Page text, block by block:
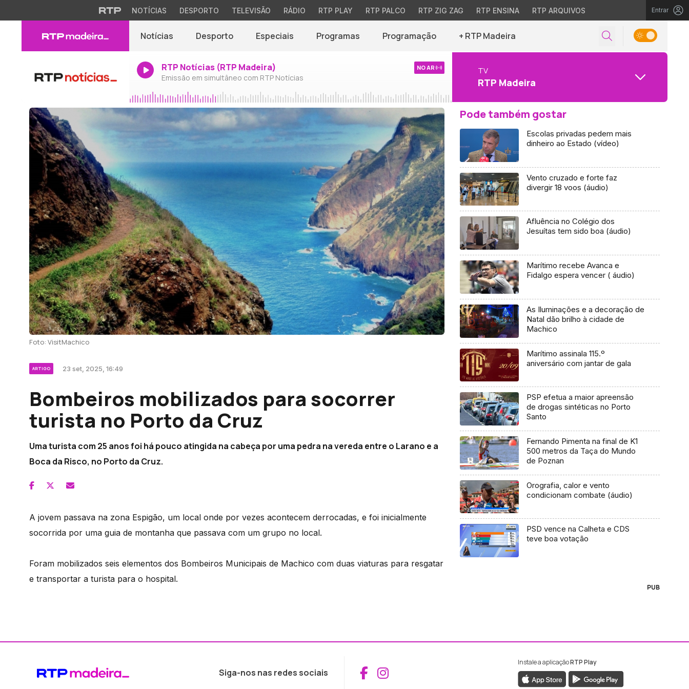
NOTÍCIAS DESPORTO TELEVISÃO RÁDIO RTP PLAY RTP PALCO RTP ZIG ZAG RTP ENSINA RTP ARQUIVOS Entrar
Notícias Desporto Especiais Programas Programação + RTP Madeira
RTP Notícias (RTP Madeira)
Emissão em simultâneo com RTP Notícias
NO AR TV
RTP Madeira
Foto: VisitMachico
ARTIGO 23 set, 2025, 16:49
Bombeiros mobilizados para socorrer
turista no Porto da Cruz
Uma turista com 25 anos foi há pouco atingida na cabeça por uma pedra na vereda entre o Larano e a
Boca da Risco, no Porto da Cruz.
A jovem passava na zona Espigão, um local onde por vezes acontecem derrocadas, e foi inicialmente
socorrida por uma guia de montanha que passava com um grupo no local.
Foram mobilizados seis elementos dos Bombeiros Municipais de Machico com duas viaturas para resgatar
e transportar a turista para o hospital.
Pode também gostar
Escolas privadas pedem mais
dinheiro ao Estado (vídeo)
Vento cruzado e forte faz
divergir 18 voos (áudio)
Afluência no Colégio dos
Jesuítas tem sido boa (áudio)
Marítimo recebe Avanca e
Fidalgo espera vencer ( áudio)
As Iluminações e a decoração de
Natal dão brilho à cidade de
Machico
Marítimo assinala 115.º
aniversário com jantar de gala
PSP efetua a maior apreensão
de drogas sintéticas no Porto
Santo
Fernando Pimenta na final de K1
500 metros da Taça do Mundo
de Poznan
Orografia, calor e vento
condicionam combate (áudio)
PSD vence na Calheta e CDS
teve boa votação
PUB
Siga-nos nas redes sociais Aceder ao Facebook da RTP Madeira
Aceder ao Instagram da RTP Madeira
Instale a aplicaçãoRTP Play